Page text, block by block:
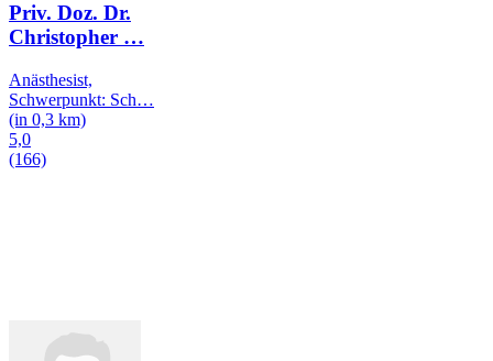
Priv. Doz. Dr.
Christopher …
Anästhesist,
Schwerpunkt: Sch…
(in 0,3 km)
5,0
(166)